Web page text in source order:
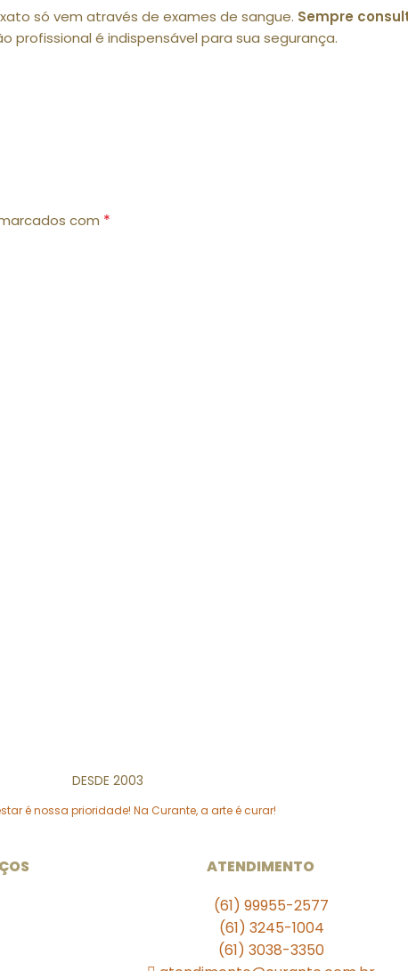
só vem através de exames de sangue. Sempre
profissional é indispensável para sua segurança.
com *
DESDE 2003
é nossa prioridade! Na Curante, a arte é curar!
ATENDIMENTO
(61) 99955-2577
(61) 3245-1004
(61) 3038-3350